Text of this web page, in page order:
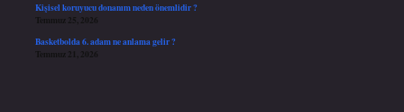
Kişisel koruyucu donanım neden önemlidir ?
Temmuz 25, 2026
Basketbolda 6. adam ne anlama gelir ?
Temmuz 21, 2026